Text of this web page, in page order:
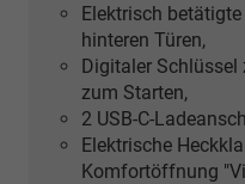
Elektrisch
hinteren Türen,
Digitaler Schlüssel
zum Starten,
2 USB-C-
Elektrische
Komfortöffnung